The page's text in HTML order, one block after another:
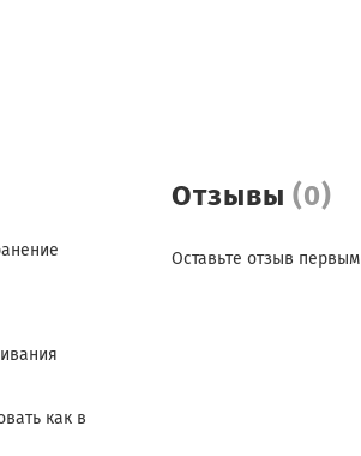
Отзывы(0)
Оставьте отзыв первым
как в